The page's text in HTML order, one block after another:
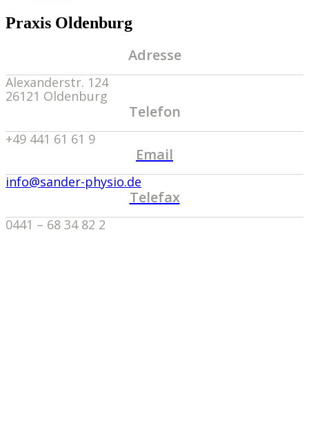
Praxis Oldenburg
Adresse
Alexanderstr. 124
26121 Oldenburg
Telefon
+49 441 61 61 9
Email
info@sander-physio.de
Telefax
0441 – 68 34 82 2